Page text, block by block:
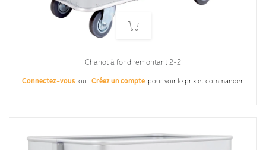
Chariot à fond remontant 2-2
Connectez-vous ou Créez un compte pour voir le prix et commander.